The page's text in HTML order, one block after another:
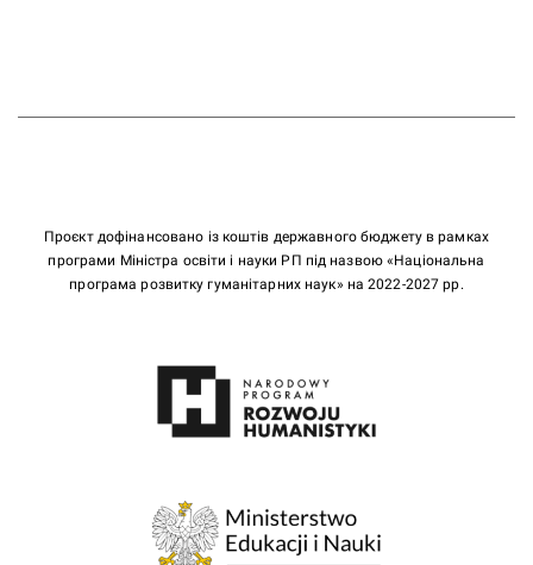
Проєкт дофінансовано із коштів державного бюджету в рамках
програми Міністра освіти і науки РП під назвою «Національна
програма розвитку гуманітарних наук» на 2022-2027 рр.